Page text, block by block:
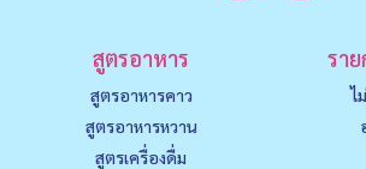
สูตรอาหาร
สูตรอาหารคาว
สูตรอาหารหวาน
สูตรเครื่องดื่ม
รา
ไ